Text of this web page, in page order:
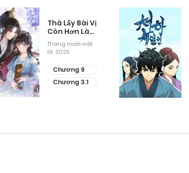
Thà Lấy Bài Vị
Còn Hơn Làm
Thiếp
Tháng mười một
19, 2025
Chương 9
Chương 3.1